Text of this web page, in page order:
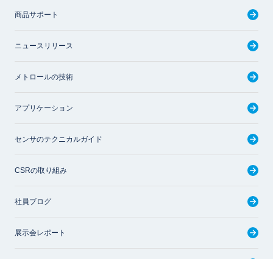
商品サポート
ニュースリリース
メトロールの技術
アプリケーション
センサのテクニカルガイド
CSRの取り組み
社員ブログ
展示会レポート